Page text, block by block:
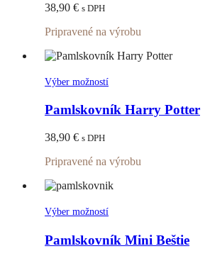
môžete
vybrať
stránke
produktu.
38,90 € s DPH
Pripravené na výrobu
Výber možnostíTento
má
viacero
si
môžete
vybrať
stránke
Pamlskovník Harry Potter
38,90 € s DPH
Pripravené na výrobu
Výber možnostíTento
má
viacero
Pamlskovník Mini Beštie